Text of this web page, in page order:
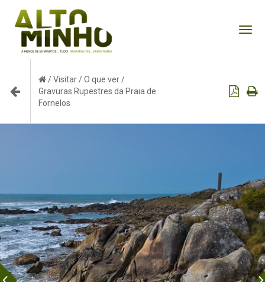
/Visitar/O que ver/
Gravuras Rupestres da Praia de
Fornelos